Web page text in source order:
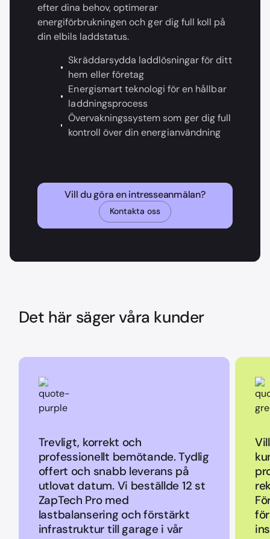
efter dina behov, optimerar
energiförbrukningen och ger dig full koll på
din elbils laddstatus.
Skräddarsydda laddlösningar för ditt
hem eller företag
Energismart teknologi för en hållbar
laddningsprocess
Övervakningssystem som ger dig full
kontroll över din energianvändning
Vill du göra en intresseanmälan?
Kontakta oss
Det här säger våra kunder
Trevligt, korrekt och
professionellt bemötande. Tydlig
offert och snabb leverans på
utlovat datum. Vi beställde 12 st
ZapTech Pro med
lastbalansering och förstärkt
infrastruktur till garage i vår